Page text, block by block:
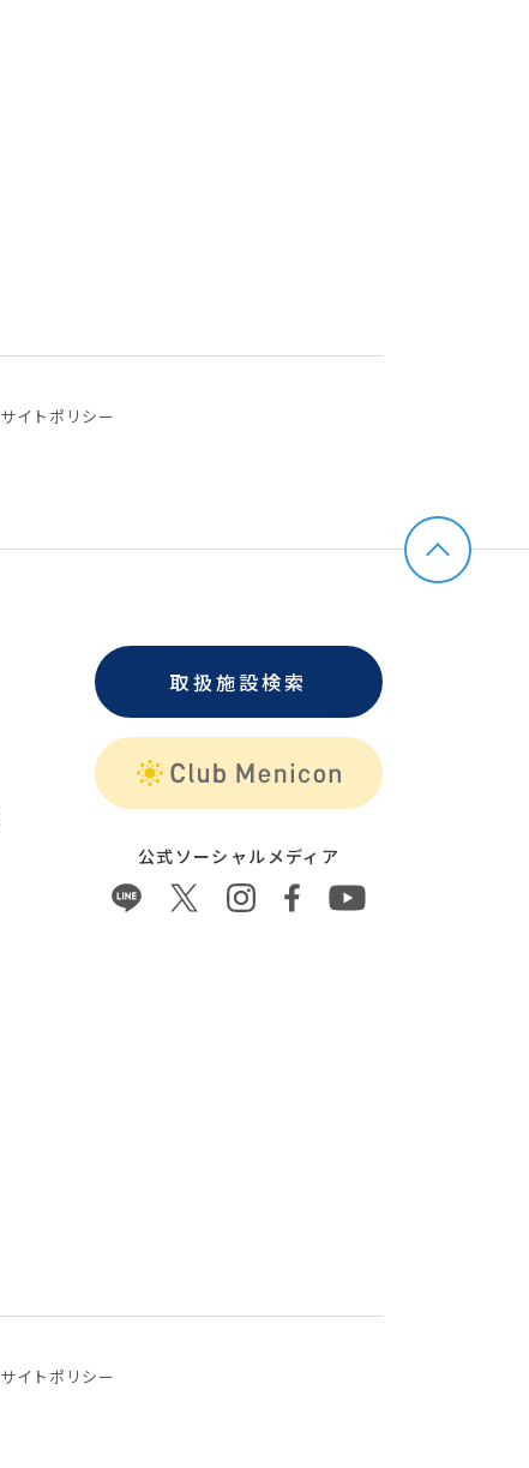
サイトポリシー
取扱施設検索
公式ソーシャルメディア
サイトポリシー